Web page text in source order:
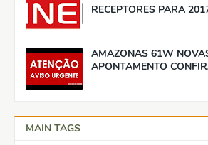
RECEPTORES PARA
AMAZONAS 61W
APONTAMENTO
MAIN TAGS